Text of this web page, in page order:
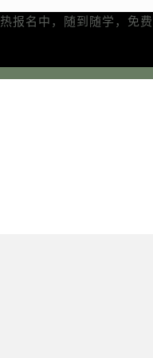
报名中，随到随学，免